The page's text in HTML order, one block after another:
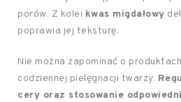
porów. Z kolei kwas migdałowy
poprawia jej teksturę.
Nie można zapominać o
codziennej pielęgnacji twarzy.
cery oraz stosowanie